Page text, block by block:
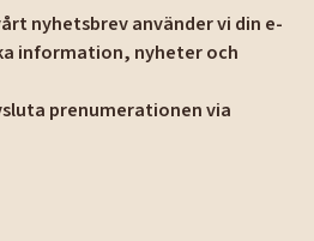
nyhetsbrev använder vi din e-
information, nyheter och
prenumerationen via